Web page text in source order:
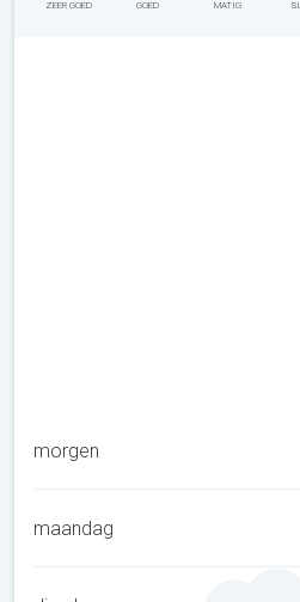
ZEER GOED GOED MATIG
morgen
maandag